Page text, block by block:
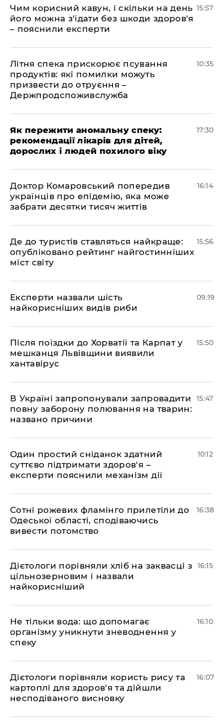
Чим корисний кавун, і скільки на день
його можна з'їдати без шкоди здоров'я
– пояснили експерти
15:57
Літня спека прискорює псування
продуктів: які помилки можуть
призвести до отруєння –
Держпродспоживслужба
10:35
Як пережити аномальну спеку:
рекомендації лікарів для дітей,
дорослих і людей похилого віку
17:30
Доктор Комаровський попередив
українців про епідемію, яка може
забрати десятки тисяч життів
16:14
Де до туристів ставляться найкраще:
опубліковано рейтинг найгостинніших
міст світу
15:56
Експерти назвали шість
найкорисніших видів риби
09:19
Після поїздки до Хорватії та Карпат у
мешканця Львівщини виявили
хантавірус
15:50
В Україні запропонували запровадити
повну заборону полювання на тварин:
названо причини
15:47
Один простий сніданок здатний
суттєво підтримати здоров'я –
експерти пояснили механізм дії
10:12
Сотні рожевих фламінго прилетіли до
Одеської області, сподіваючись
вивести потомство
16:38
Дієтологи порівняли хліб на заквасці з
цільнозерновим і назвали
найкорисніший
16:15
Не тільки вода: що допомагає
організму уникнути зневоднення у
спеку
16:10
Дієтологи порівняли користь рису та
картоплі для здоров'я та дійшли
несподіваного висновку
16:07